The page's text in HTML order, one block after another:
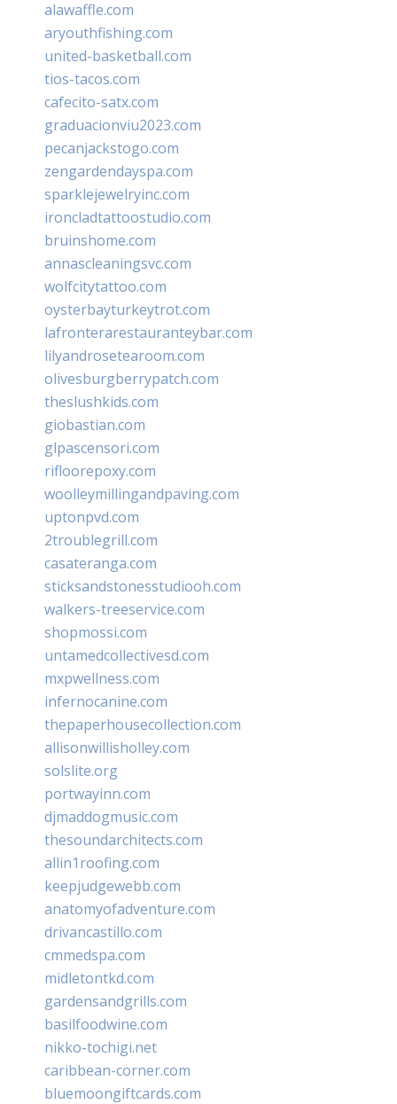
alawaffle.com
aryouthfishing.com
united-basketball.com
tios-tacos.com
cafecito-satx.com
graduacionviu2023.com
pecanjackstogo.com
zengardendayspa.com
sparklejewelryinc.com
ironcladtattoostudio.com
bruinshome.com
annascleaningsvc.com
wolfcitytattoo.com
oysterbayturkeytrot.com
lafronterarestauranteybar.com
lilyandrosetearoom.com
olivesburgberrypatch.com
theslushkids.com
giobastian.com
glpascensori.com
rifloorepoxy.com
woolleymillingandpaving.com
uptonpvd.com
2troublegrill.com
casateranga.com
sticksandstonesstudiooh.com
walkers-treeservice.com
shopmossi.com
untamedcollectivesd.com
mxpwellness.com
infernocanine.com
thepaperhousecollection.com
allisonwillisholley.com
solslite.org
portwayinn.com
djmaddogmusic.com
thesoundarchitects.com
allin1roofing.com
keepjudgewebb.com
anatomyofadventure.com
drivancastillo.com
cmmedspa.com
midletontkd.com
gardensandgrills.com
basilfoodwine.com
nikko-tochigi.net
caribbean-corner.com
bluemoongiftcards.com